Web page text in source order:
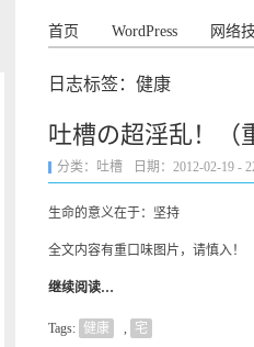
首页 WordPress 网络
日志标签：健康
吐槽の超淫乱！（
分类： 吐槽 日期：2012-02-19 -
生命的意义在于：坚持
全文内容有重口味图片，请慎入！
继续阅读…
Tags: 健康 , 宅